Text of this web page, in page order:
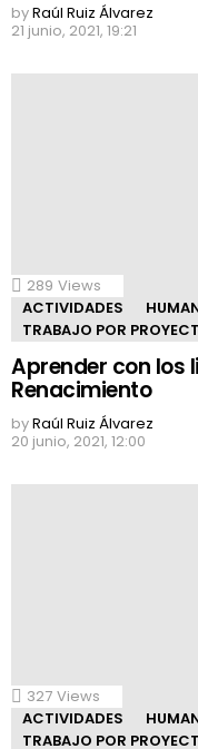
byRaúl Ruiz Álvarez
21 junio, 2021, 19:21
289 Views
ACTIVIDADES
TRABAJO POR
Aprender con los
Renacimiento
byRaúl Ruiz Álvarez
20 junio, 2021, 12:00
327 Views
ACTIVIDADES
TRABAJO POR